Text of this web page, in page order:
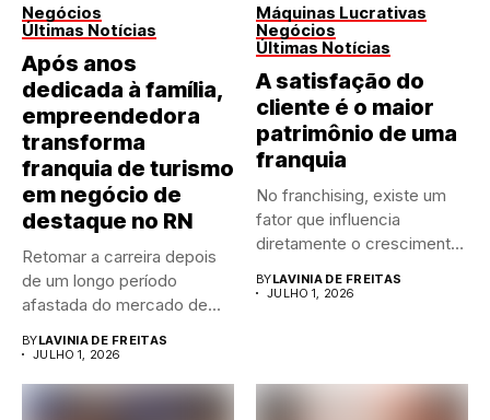
Negócios
Últimas Notícias
Após anos
dedicada à família,
empreendedora
transforma
franquia de turismo
em negócio de
destaque no RN
Retomar a carreira depois
de um longo período
afastada do mercado de...
BYLAVINIA DE FREITAS
JULHO 1, 2026
Máquinas Lucrativas
Negócios
Últimas Notícias
A satisfação do
cliente é o maior
patrimônio de uma
franquia
No franchising, existe um
fator que influencia
diretamente o crescimento
BYLAVINIA DE FREITAS
JULHO 1, 2026